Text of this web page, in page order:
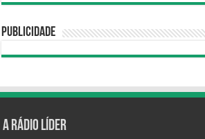
Publicidade
A Rádio Líder